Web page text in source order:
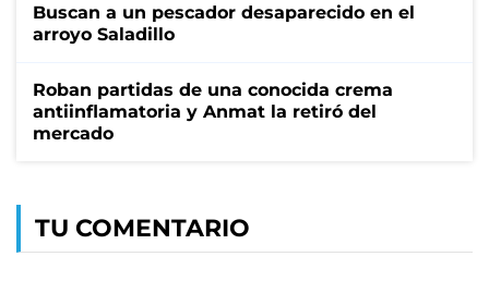
Buscan a un pescador desaparecido en el
arroyo Saladillo
Roban partidas de una conocida crema
antiinflamatoria y Anmat la retiró del
mercado
TU COMENTARIO